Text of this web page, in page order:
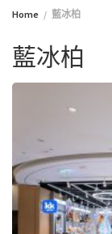
Home 藍冰柏
藍冰柏